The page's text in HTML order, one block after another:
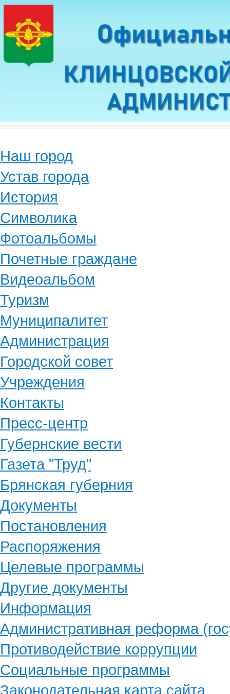
Наш город
Устав города
История
Символика
Фотоальбомы
Почетные граждане
Видеоальбом
Туризм
Муниципалитет
Администрация
Городской совет
Учреждения
Контакты
Пресс-центр
Губернские вести
Газета "Труд"
Брянская губерния
Документы
Постановления
Распоряжения
Целевые программы
Другие документы
Информация
Административная реформа
Противодействие коррупции
Социальные программы
Законодательная карта сайта